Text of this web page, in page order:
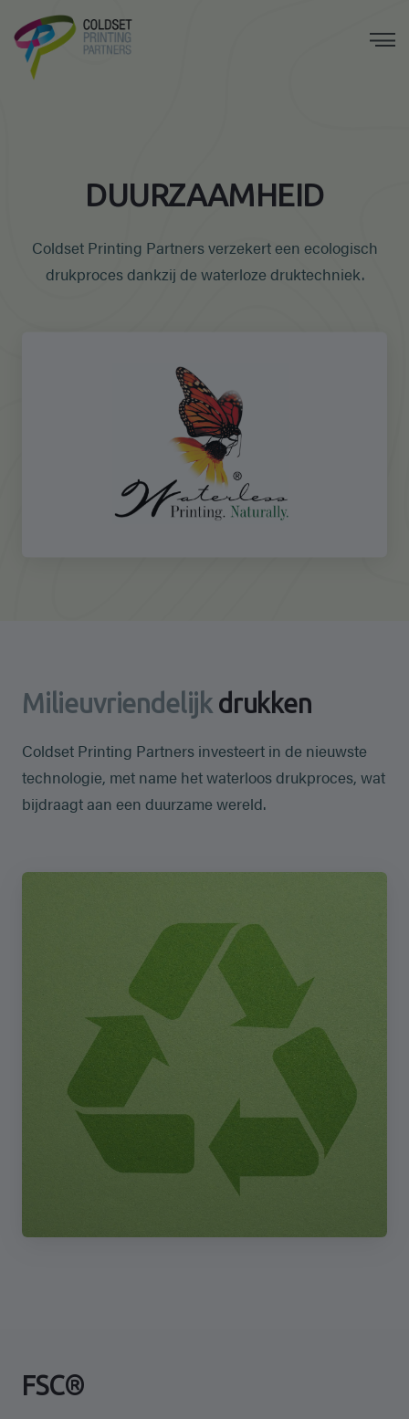
DUURZAAMHEID
Coldset Printing Partners verzekert een ecologisch
drukproces dankzij de waterloze druktechniek.
Milieuvriendelijkdrukken
Coldset Printing Partners investeert in de nieuwste
technologie, met name het waterloos drukproces, wat
bijdraagt aan een duurzame wereld.
FSC®